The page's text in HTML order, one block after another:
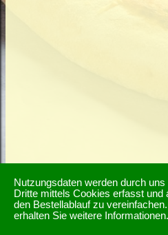
Nutzungsdaten werden durch
Dritte mittels Cookies erfasst und
den Bestellablauf zu
erhalten Sie weitere Informationen.